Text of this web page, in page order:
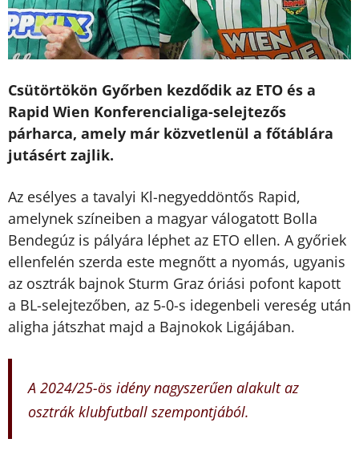
Csütörtökön Győrben kezdődik az ETO és a
Rapid Wien Konferencialiga-selejtezős
párharca, amely már közvetlenül a főtáblára
jutásért zajlik.
Az esélyes a tavalyi Kl-negyeddöntős Rapid,
amelynek színeiben a magyar válogatott Bolla
Bendegúz is pályára léphet az ETO ellen. A győriek
ellenfelén szerda este megnőtt a nyomás, ugyanis
az osztrák bajnok Sturm Graz óriási pofont kapott
a BL-selejtezőben, az 5-0-s idegenbeli vereség után
aligha játszhat majd a Bajnokok Ligájában.
A 2024/25-ös idény nagyszerűen alakult az
osztrák klubfutball szempontjából.